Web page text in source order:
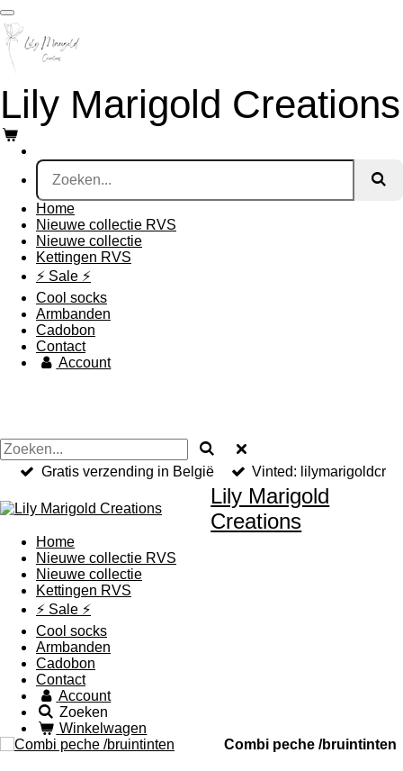
Ga
direct
naar
de
Lily Marigold Creations
Home
Nieuwe collectie RVS
Nieuwe collectie
Kettingen RVS
⚡️ Sale ⚡️
Cool socks
Armbanden
Cadobon
Contact
Account
Gratis verzending in België Vinted: lilymarigoldcr
Lily Marigold
Creations
Home
Nieuwe collectie RVS
Nieuwe collectie
Kettingen RVS
⚡️ Sale ⚡️
Cool socks
Armbanden
Cadobon
Contact
Account
Zoeken
Winkelwagen
Combi peche /bruintinten